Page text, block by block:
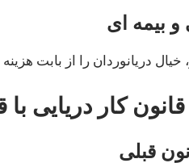
دریانوردان را از بابت